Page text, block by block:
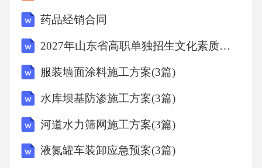
发展，更好地为农村产业结构调整、劳动力转
移和农民增收创造条件。B项错误，农民进城指
改革为主要动力推进城市化阶段。以“先进城后
建城”为主，大量农民进入城市和小城镇。C项
错误，统筹推进城乡改革，消除体制性障碍。
制度、义务教育制度和税收制度等，逐步形成
药品经销合同
2027年山东省高职单独招生文化素质全真仿真卷（中职考生专用）
服装墙面涂料施工方案(3篇)
水库坝基防渗施工方案(3篇)
河道水力筛网施工方案(3篇)
液氮罐车装卸应急预案(3篇)